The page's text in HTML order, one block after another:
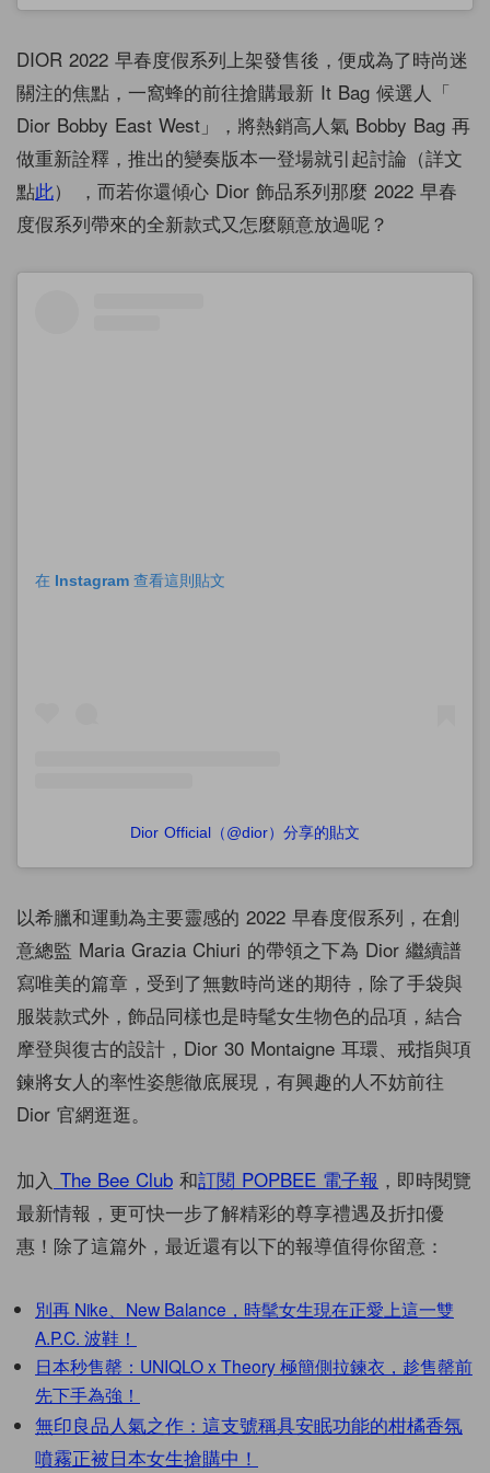
DIOR 2022 早春度假系列上架發售後，便成為了時尚迷
關注的焦點，一窩蜂的前往搶購最新 It Bag 候選人「
Dior Bobby East West」，將熱銷高人氣 Bobby Bag 再
做重新詮釋，推出的變奏版本一登場就引起討論（詳文
點此） ，而若你還傾心 Dior 飾品系列那麼 2022 早春
度假系列帶來的全新款式又怎麼願意放過呢？
在 Instagram 查看這則貼文
Dior Official（@dior）分享的貼文
以希臘和運動為主要靈感的 2022 早春度假系列，在創
意總監 Maria Grazia Chiuri 的帶領之下為 Dior 繼續譜
寫唯美的篇章，受到了無數時尚迷的期待，除了手袋與
服裝款式外，飾品同樣也是時髦女生物色的品項，結合
摩登與復古的設計，Dior 30 Montaigne 耳環、戒指與項
鍊將女人的率性姿態徹底展現，有興趣的人不妨前往
Dior 官網逛逛。
加入 The Bee Club 和訂閱 POPBEE 電子報 ，即時閱覽
最新情報，更可快一步了解精彩的尊享禮遇及折扣優
惠！除了這篇外，最近還有以下的報導值得你留意：
別再 Nike、New Balance，時髦女生現在正愛上這一雙
A.P.C. 波鞋！
日本秒售罄：UNIQLO x Theory 極簡側拉鍊衣，趁售罄前
先下手為強！
無印良品人氣之作：這支號稱具安眠功能的柑橘香氛
噴霧正被日本女生搶購中！